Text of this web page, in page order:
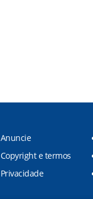
Anuncie
Copyright e termos
Privacidade